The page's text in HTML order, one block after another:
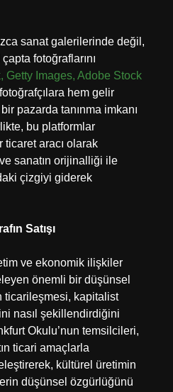
sanat galerilerinde değil,
fotoğraflarını
Getty Images, Adobe Stock
hem gelir
pazarda tanınma imkanı
bu platformlar
ticaret aracı olarak
sanatın orijinalliği ile
çizgiyi giderek
Satışı
ve ekonomik ilişkiler
önemli bir düşünsel
ticarileşmesi, kapitalist
nasıl şekillendirdiğini
Okulu’nun temsilcileri,
ticari amaçlarla
kültürel üretimin
düşünsel özgürlüğünü